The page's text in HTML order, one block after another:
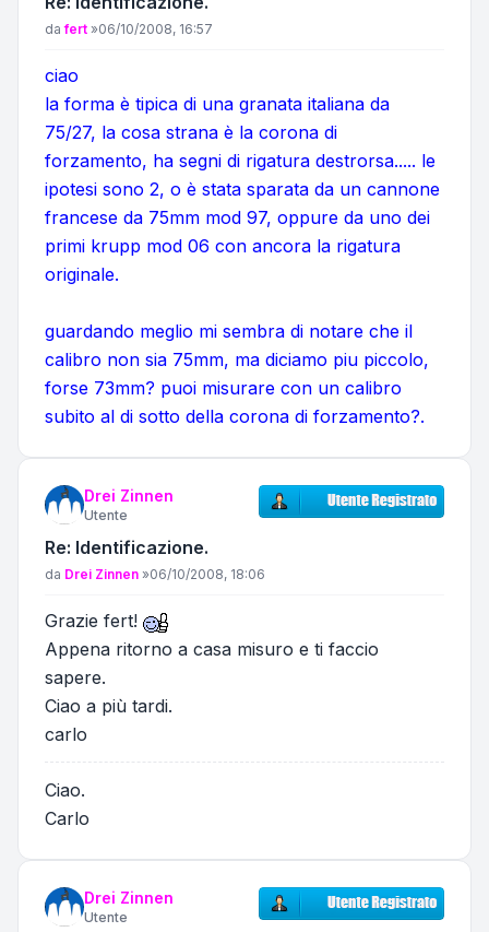
Messaggio
dafert »06/10/2008, 16:57
ciao
la forma è tipica di una granata italiana da
75/27, la cosa strana è la corona di
forzamento, ha segni di rigatura destrorsa..... le
ipotesi sono 2, o è stata sparata da un cannone
francese da 75mm mod 97, oppure da uno dei
primi krupp mod 06 con ancora la rigatura
originale.
guardando meglio mi sembra di notare che il
calibro non sia 75mm, ma diciamo piu piccolo,
forse 73mm? puoi misurare con un calibro
subito al di sotto della corona di forzamento?.
Drei Zinnen
Utente
Re: Identificazione.
Messaggio
da Drei Zinnen »06/10/2008, 18:06
Grazie fert!
Appena ritorno a casa misuro e ti faccio
sapere.
Ciao a più tardi.
carlo
Ciao.
Carlo
Drei Zinnen
Utente